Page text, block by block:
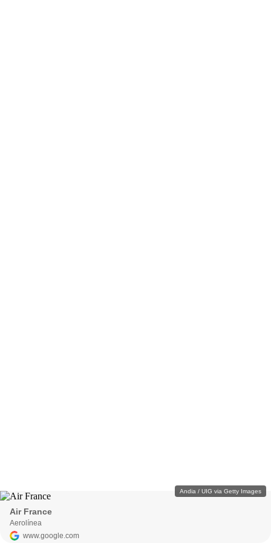
Andia / UIG via Getty Images
Air France
Aerolínea
www.google.com